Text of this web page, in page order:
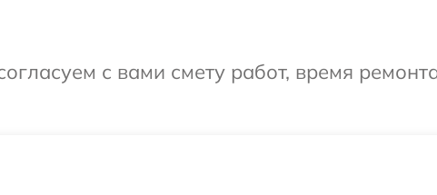
с вами смету работ, время